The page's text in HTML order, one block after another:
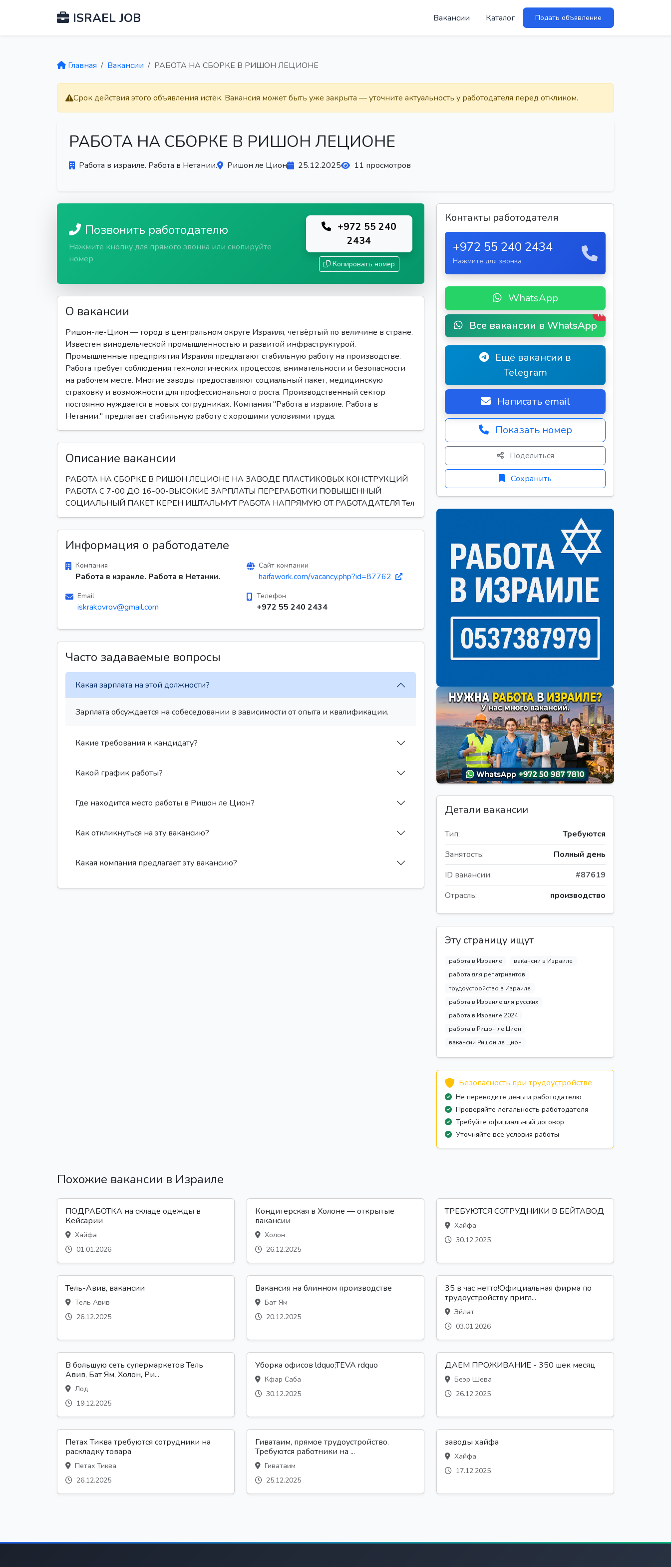
ISRAEL JOB Вакансии Каталог Подать объявление
Главная Вакансии РАБОTA НА СБОРКE В РИШОН ЛЕЦИОНЕ
Срок действия этого объявления истёк. Вакансия может быть уже закрыта — уточните актуальность у работодателя перед откликом.
РАБОTA НА СБОРКE В РИШОН ЛЕЦИОНЕ
Работа в израиле. Работа в Нетании. Ришон ле Цион 25.12.2025 11 просмотров
Позвонить работодателю
Нажмите кнопку для прямого звонка или скопируйте
номер
+972 55 240
2434
Копировать номер
О вакансии
Ришон-ле-Цион — город в центральном округе Израиля, четвёртый по величине в стране.
Известен винодельческой промышленностью и развитой инфраструктурой.
Промышленные предприятия Израиля предлагают стабильную работу на производстве.
Работа требует соблюдения технологических процессов, внимательности и безопасности
на рабочем месте. Многие заводы предоставляют социальный пакет, медицинскую
страховку и возможности для профессионального роста. Производственный сектор
постоянно нуждается в новых сотрудниках. Компания "Работа в израиле. Работа в
Нетании." предлагает стабильную работу с хорошими условиями труда.
Описание вакансии
РАБОTA НА СБОРКE В РИШОН ЛЕЦИОНЕ НА ЗАВОДЕ ПЛАСТИКОВЫХ КОНСТРУКЦИЙ
РАБОТА С 7-00 ДО 16-00-ВЫСОКИЕ ЗАРПЛАТЫ ПЕРЕРАБОТКИ ПОВЫШЕННЫЙ
СОЦИАЛЬНЫЙ ПАКЕТ КЕРЕН ИШТАЛЬМУТ РАБОТА НАПРЯМУЮ ОТ РАБОТАДАТЕЛЯ Тел
Информация о работодателе
Компания
Работа в израиле. Работа в Нетании.
Сайт компании
haifawork.com/vacancy.php?id=87762
Email
iskrakovrov@gmail.com
Телефон
+972 55 240 2434
Часто задаваемые вопросы
Какая зарплата на этой должности?
Зарплата обсуждается на собеседовании в зависимости от опыта и квалификации.
Какие требования к кандидату?
Какой график работы?
Где находится место работы в Ришон ле Цион?
Как откликнуться на эту вакансию?
Какая компания предлагает эту вакансию?
Контакты работодателя
+972 55 240 2434
Нажмите для звонка
WhatsApp
Все вакансии в WhatsApp
New
Ещё вакансии в
Telegram
Написать email
Показать номер
Поделиться
Сохранить
Детали вакансии
Тип:
Требуются
Занятость:
Полный день
ID вакансии:
#87619
Отрасль:
производство
Эту страницу ищут
работа в Израиле
вакансии в Израиле
работа для репатриантов
трудоустройство в Израиле
работа в Израиле для русских
работа в Израиле 2024
работа в Ришон ле Цион
вакансии Ришон ле Цион
Безопасность при трудоустройстве
Не переводите деньги работодателю
Проверяйте легальность работодателя
Требуйте официальный договор
Уточняйте все условия работы
Похожие вакансии в Израиле
ПОДРАБОТКА на складе одежды в
Кейсарии
Хайфа
01.01.2026
Кондитерская в Холоне — открытые
вакансии
Холон
26.12.2025
ТРЕБУЮТСЯ СОТРУДНИКИ В БЕЙТАВОД
Хайфа
30.12.2025
Тель-Авив, вакансии
Тель Авив
26.12.2025
Вакансия на блинном производстве
Бат Ям
20.12.2025
35 в час нетто!Официальная фирма по
трудоустройству пригл...
Эйлат
03.01.2026
В большую сеть супермаркетов Тель
Авив, Бат Ям, Холон, Ри...
Лод
19.12.2025
Уборка офисов ldquo;TEVA rdquo
Кфар Саба
30.12.2025
ДАЕМ ПРОЖИВАНИЕ - 350 шек месяц
Беэр Шева
26.12.2025
Петах Тиква требуются сотрудники на
раскладку товара
Петах Тиква
26.12.2025
Гиватаим, прямое трудоустройство.
Требуются работники на ...
Гиватаим
25.12.2025
заводы хайфа
Хайфа
17.12.2025